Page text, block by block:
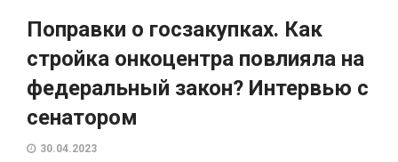
Поправки о госзакупках. Как
стройка онкоцентра повлияла на
федеральный закон? Интервью с
сенатором
30.04.2023